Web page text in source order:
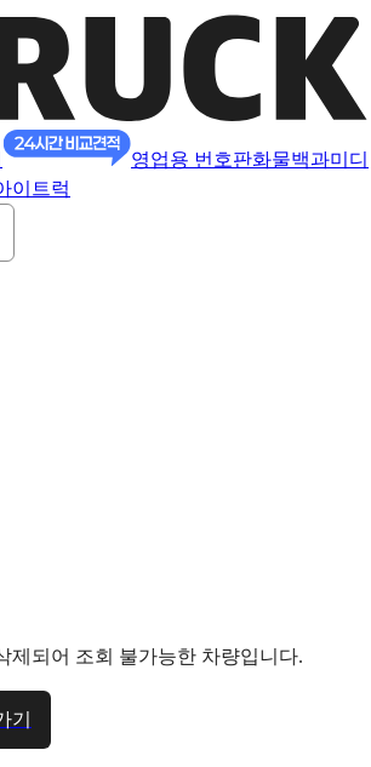
영업용 번호판화물백과미디
이트럭
제되어 조회 불가능한 차량입니다.
기